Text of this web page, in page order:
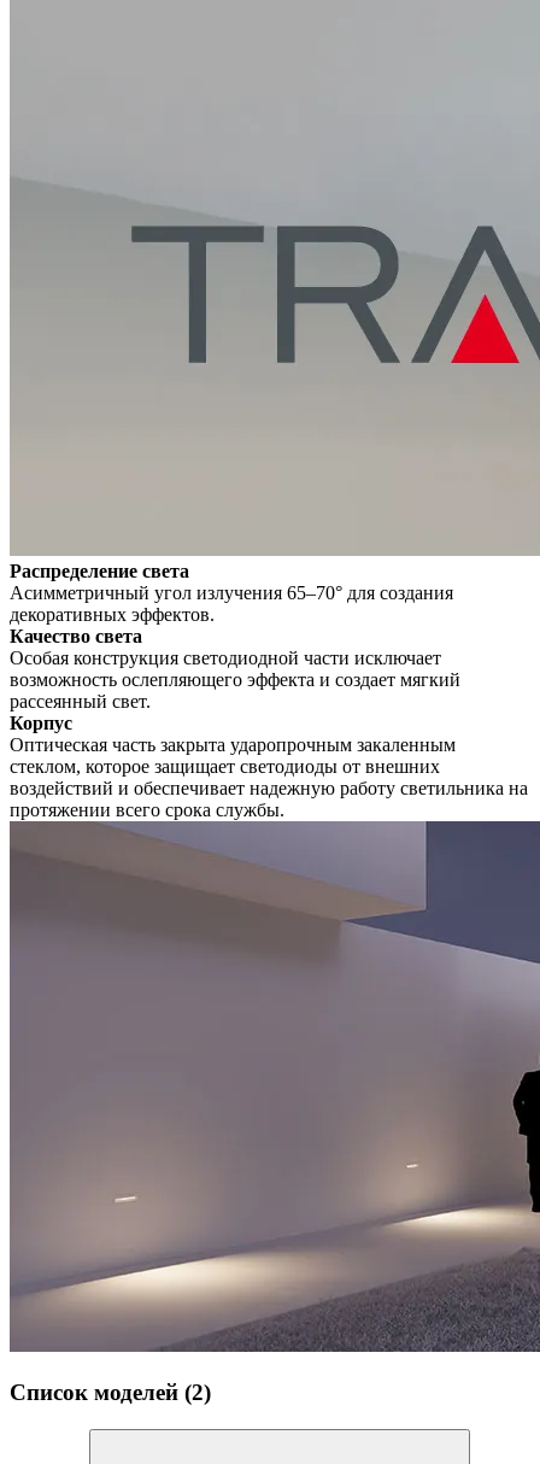
Распределение света
Асимметричный угол излучения 65–70° для создания
декоративных эффектов.
Качество света
Особая конструкция светодиодной части исключает
возможность ослепляющего эффекта и создает мягкий
рассеянный свет.
Корпус
Оптическая часть закрыта ударопрочным закаленным
стеклом, которое защищает светодиоды от внешних
воздействий и обеспечивает надежную работу светильника на
протяжении всего срока службы.
Список моделей (2)